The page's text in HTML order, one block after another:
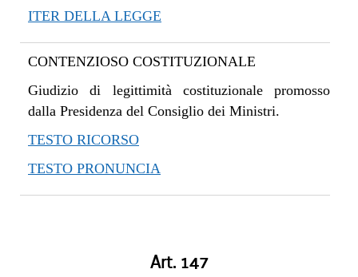
ITER DELLA LEGGE
CONTENZIOSO COSTITUZIONALE
Giudizio di legittimità costituzionale promosso
dalla Presidenza del Consiglio dei Ministri.
TESTO RICORSO
TESTO PRONUNCIA
Art. 147